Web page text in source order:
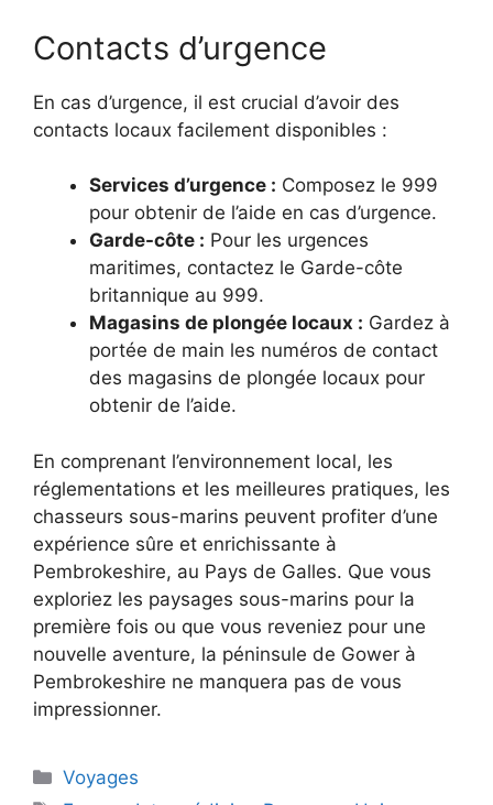
Contacts d’urgence
En cas d’urgence, il est crucial d’avoir des
contacts locaux facilement disponibles :
Services d’urgence : Composez le 999
pour obtenir de l’aide en cas d’urgence.
Garde-côte : Pour les urgences
maritimes, contactez le Garde-côte
britannique au 999.
Magasins de plongée locaux : Gardez à
portée de main les numéros de contact
des magasins de plongée locaux pour
obtenir de l’aide.
En comprenant l’environnement local, les
réglementations et les meilleures pratiques, les
chasseurs sous-marins peuvent profiter d’une
expérience sûre et enrichissante à
Pembrokeshire, au Pays de Galles. Que vous
exploriez les paysages sous-marins pour la
première fois ou que vous reveniez pour une
nouvelle aventure, la péninsule de Gower à
Pembrokeshire ne manquera pas de vous
impressionner.
Catégories
Voyages